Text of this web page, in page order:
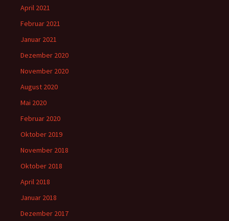
April 2021
Februar 2021
Januar 2021
Dezember 2020
November 2020
August 2020
Mai 2020
Februar 2020
Oktober 2019
November 2018
Oktober 2018
April 2018
Januar 2018
Dezember 2017